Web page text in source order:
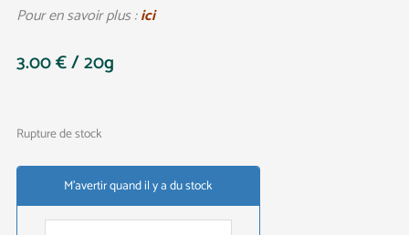
Pour en savoir plus :ici
3.00€/ 20g
Rupture de stock
M'avertir quand il y a du stock